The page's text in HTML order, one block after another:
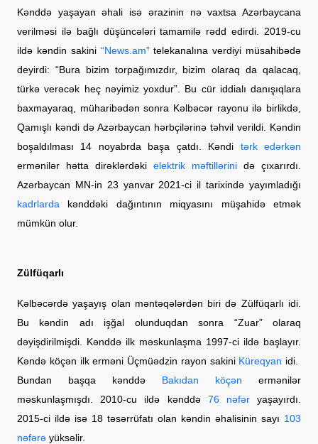
Kənddə yaşayan əhali isə ərazinin nə vaxtsa Azərbaycana
verilməsi ilə bağlı düşüncələri tamamilə rədd edirdi. 2019-cu
ildə kəndin sakini “News.am”telekanalına verdiyi müsahibədə
deyirdi: “Bura bizim torpağımızdır, bizim olaraq da qalacaq,
türkə verəcək heç nəyimiz yoxdur”. Bu cür iddialı danışıqlara
baxmayaraq, müharibədən sonra Kəlbəcər rayonu ilə birlikdə,
Qamışlı kəndi də Azərbaycan hərbçilərinə təhvil verildi. Kəndin
boşaldılması 14 noyabrda başa çatdı. Kəndi tərk edərkən
ermənilər hətta dirəklərdəki elektrik məftillərini də çıxarırdı.
Azərbaycan MN-in 23 yanvar 2021-ci il tarixində yayımladığı
kadrlarda kənddəki dağıntının miqyasını müşahidə etmək
mümkün olur.
Zülfüqarlı
Kəlbəcərdə yaşayış olan məntəqələrdən biri də Zülfüqarlı idi.
Bu kəndin adı işğal olunduqdan sonra “Zuar” olaraq
dəyişdirilmişdi. Kənddə ilk məskunlaşma 1997-ci ildə başlayır.
Kəndə köçən ilk erməni Üçmüədzin rayon sakini Küreqyan idi.
Bundan başqa kənddə Bakıdan köçən ermənilər
məskunlaşmışdı. 2010-cu ildə kənddə 76 nəfəryaşayırdı.
2015-ci ildə isə 18 təsərrüfatı olan kəndin əhalisinin sayı 103
nəfərə yüksəlir.